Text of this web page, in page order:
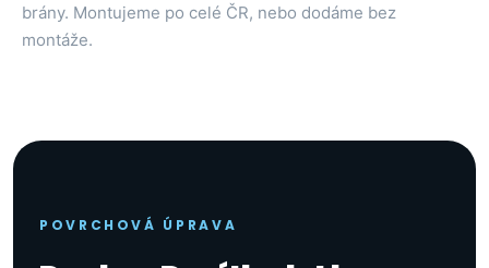
brány. Montujeme po celé ČR, nebo dodáme bez
montáže.
POVRCHOVÁ ÚPRAVA